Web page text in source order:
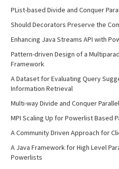
PList-based Divide and Conquer
Should Decorators Preserve the
Enhancing Java Streams API with
Pattern-driven Design of a
Framework
A Dataset for Evaluating Query
Information Retrieval
Multi-way Divide and Conquer
MPI Scaling Up for Powerlist Based
A Community Driven Approach for
A Java Framework for High Level
Powerlists